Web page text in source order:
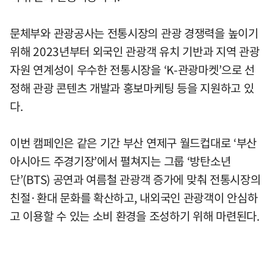
문체부와 관광공사는 전통시장의 관광 경쟁력을 높이기
위해 2023년부터 외국인 관광객 유치 기반과 지역 관광
자원 연계성이 우수한 전통시장을 ‘K-관광마켓’으로 선
정해 관광 콘텐츠 개발과 홍보마케팅 등을 지원하고 있
다.
이번 캠페인은 같은 기간 부산 연제구 월드컵대로 ‘부산
아시아드 주경기장’에서 펼쳐지는 그룹 ‘방탄소년
단’(BTS) 공연과 여름철 관광객 증가에 맞춰 전통시장의
친절·환대 문화를 확산하고, 내외국인 관광객이 안심하
고 이용할 수 있는 소비 환경을 조성하기 위해 마련된다.